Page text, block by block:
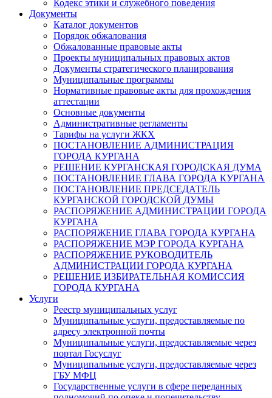
Кодекс этики и служебного поведения
Документы
Каталог документов
Порядок обжалования
Обжалованные правовые акты
Проекты муниципальных правовых актов
Документы стратегического планирования
Муниципальные программы
Нормативные правовые акты для прохождения
аттестации
Основные документы
Административные регламенты
Тарифы на услуги ЖКХ
ПОСТАНОВЛЕНИЕ АДМИНИСТРАЦИЯ
ГОРОДА КУРГАНА
РЕШЕНИЕ КУРГАНСКАЯ ГОРОДСКАЯ ДУМА
ПОСТАНОВЛЕНИЕ ГЛАВА ГОРОДА КУРГАНА
ПОСТАНОВЛЕНИЕ ПРЕДСЕДАТЕЛЬ
КУРГАНСКОЙ ГОРОДСКОЙ ДУМЫ
РАСПОРЯЖЕНИЕ АДМИНИСТРАЦИИ ГОРОДА
КУРГАНА
РАСПОРЯЖЕНИЕ ГЛАВА ГОРОДА КУРГАНА
РАСПОРЯЖЕНИЕ МЭР ГОРОДА КУРГАНА
РАСПОРЯЖЕНИЕ РУКОВОДИТЕЛЬ
АДМИНИСТРАЦИИ ГОРОДА КУРГАНА
РЕШЕНИЕ ИЗБИРАТЕЛЬНАЯ КОМИССИЯ
ГОРОДА КУРГАНА
Услуги
Реестр муниципальных услуг
Муниципальные услуги, предоставляемые по
адресу электронной почты
Муниципальные услуги, предоставляемые через
портал Госуслуг
Муниципальные услуги, предоставляемые через
ГБУ МФЦ
Государственные услуги в сфере переданных